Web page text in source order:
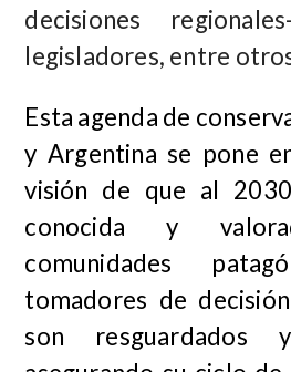
decisiones
legisladores, entre
Esta agenda de
y Argentina se pone
visión de que al
conocida y
comunidades
tomadores de
son resguardados